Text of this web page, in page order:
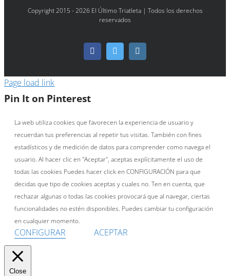
Copyright 2015 - 2026 El Último Triatleta | Todos los derechos
reservados
FacebookTwitter
Page load link
Pin It on Pinterest
La web utiliza cookies que favorecen la experiencia de usuario y
recuerdan tus preferencias al repetir tus visitas. También con fines
estadísticos y de medición de datos para comprender como navega el
usuario. Al hacer clic en "Aceptar", aceptas explícitamente el uso de
todas las cookies Puedes hacer click en CONFIGURACIÓN para que
decidas que tipo de cookies aceptas y cuales no. Ten en cuenta, que
rechazar algunas o todas las cookies provocará que al navegar, ciertas
funcionalidades no estén disponibles. Puedes cambiar tu configuración
en cualquier momento.
CONFIGURAR ACEPTAR
Close